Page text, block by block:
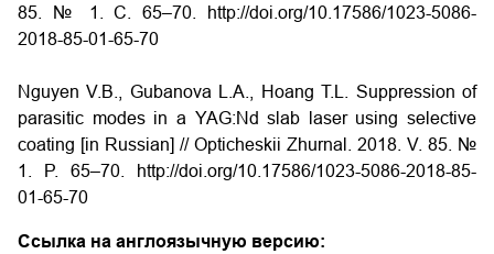
85. № 1. С. 65–70. http://doi.org/10.17586/1023-5086-
2018-85-01-65-70
Nguyen V.B., Gubanova L.A., Hoang T.L. Suppression of
parasitic modes in a YAG:Nd slab laser using selective
coating [in Russian] // Opticheskii Zhurnal. 2018. V. 85. №
1. P. 65–70. http://doi.org/10.17586/1023-5086-2018-85-
01-65-70
Ссылка на англоязычную версию: